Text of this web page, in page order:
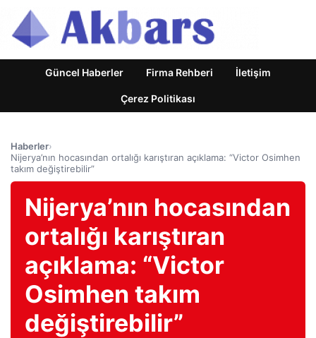
Güncel Haberler Firma Rehberi İletişim
Çerez Politikası
Haberler›
Nijerya’nın hocasından ortalığı karıştıran açıklama: “Victor Osimhen
takım değiştirebilir”
Nijerya’nın hocasından
ortalığı karıştıran
açıklama: “Victor
Osimhen takım
değiştirebilir”